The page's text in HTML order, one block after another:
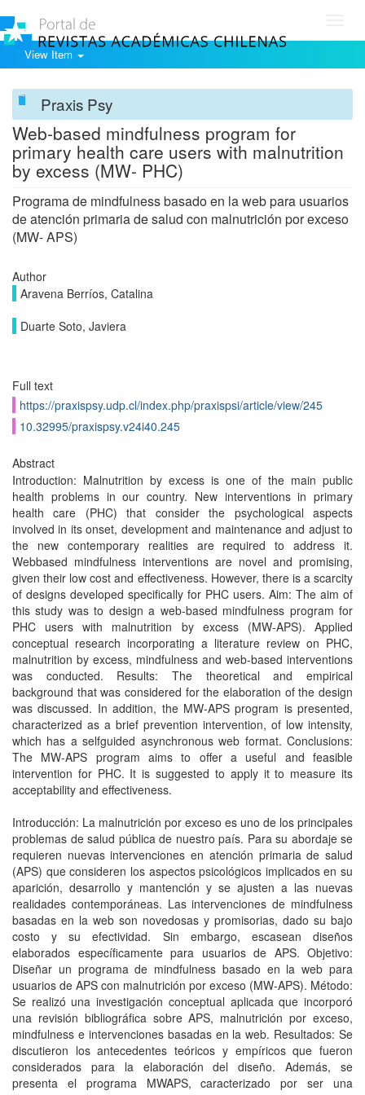
View Item
Praxis Psy
Web-based mindfulness program for
primary health care users with malnutrition
by excess (MW- PHC)
Programa de mindfulness basado en la web para usuarios
de atención primaria de salud con malnutrición por exceso
(MW- APS)
Author
Aravena Berríos, Catalina
Duarte Soto, Javiera
Full text
https://praxispsy.udp.cl/index.php/praxispsi/article/view/245
10.32995/praxispsy.v24i40.245
Abstract
Introduction: Malnutrition by excess is one of the main public
health problems in our country. New interventions in primary
health care (PHC) that consider the psychological aspects
involved in its onset, development and maintenance and adjust to
the new contemporary realities are required to address it.
Webbased mindfulness interventions are novel and promising,
given their low cost and effectiveness. However, there is a scarcity
of designs developed specifically for PHC users. Aim: The aim of
this study was to design a web-based mindfulness program for
PHC users with malnutrition by excess (MW-APS). Applied
conceptual research incorporating a literature review on PHC,
malnutrition by excess, mindfulness and web-based interventions
was conducted. Results: The theoretical and empirical
background that was considered for the elaboration of the design
was discussed. In addition, the MW-APS program is presented,
characterized as a brief prevention intervention, of low intensity,
which has a selfguided asynchronous web format. Conclusions:
The MW-APS program aims to offer a useful and feasible
intervention for PHC. It is suggested to apply it to measure its
acceptability and effectiveness.
Introducción: La malnutrición por exceso es uno de los principales
problemas de salud pública de nuestro país. Para su abordaje se
requieren nuevas intervenciones en atención primaria de salud
(APS) que consideren los aspectos psicológicos implicados en su
aparición, desarrollo y mantención y se ajusten a las nuevas
realidades contemporáneas. Las intervenciones de mindfulness
basadas en la web son novedosas y promisorias, dado su bajo
costo y su efectividad. Sin embargo, escasean diseños
elaborados específicamente para usuarios de APS. Objetivo:
Diseñar un programa de mindfulness basado en la web para
usuarios de APS con malnutrición por exceso (MW-APS). Método:
Se realizó una investigación conceptual aplicada que incorporó
una revisión bibliográfica sobre APS, malnutrición por exceso,
mindfulness e intervenciones basadas en la web. Resultados: Se
discutieron los antecedentes teóricos y empíricos que fueron
considerados para la elaboración del diseño. Además, se
presenta el programa MWAPS, caracterizado por ser una